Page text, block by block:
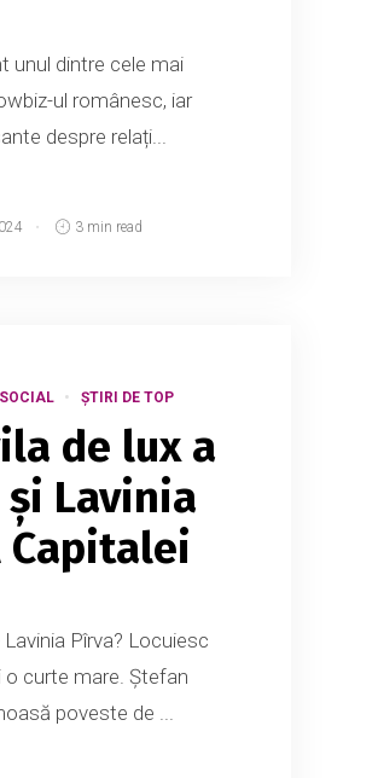
unul dintre cele mai
ul românesc, iar
despre relați...
3 min read
SOCIAL ȘTIRI DE TOP
de lux a
Lavinia
Capitalei
Pîrva? Locuiesc
curte mare. Ștefan
poveste de ...